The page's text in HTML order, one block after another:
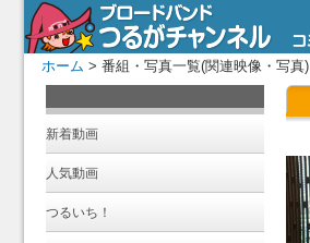
ホーム > 番組・写真一覧(関連映像・写真)
新着動画
人気動画
つるいち！